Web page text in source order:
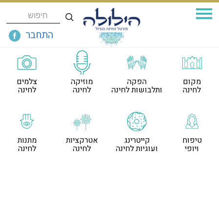
התחבר
מקום
לחינה
הפקה
ותלבושות לחינה
מוזיקה
לחינה
צלמים
לחינה
טיפוח
ויופי
קייטרינג
ועוגיות לחינה
אטרקציות
לחינה
מתנות
לחינה